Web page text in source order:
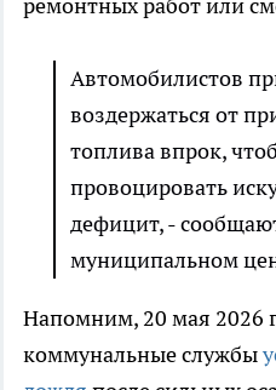
ремонтных работ или
Автомобилистов
воздержаться от
топлива впрок,
провоцировать
дефицит, -
муниципальном
Напомним, 20 мая 2026
коммунальные службы